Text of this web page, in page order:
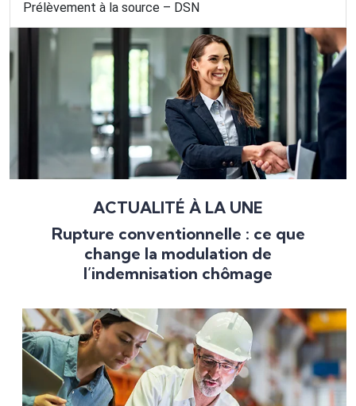
Prélèvement à la source – DSN
ACTUALITÉ À LA UNE
Rupture conventionnelle : ce que
change la modulation de
l’indemnisation chômage